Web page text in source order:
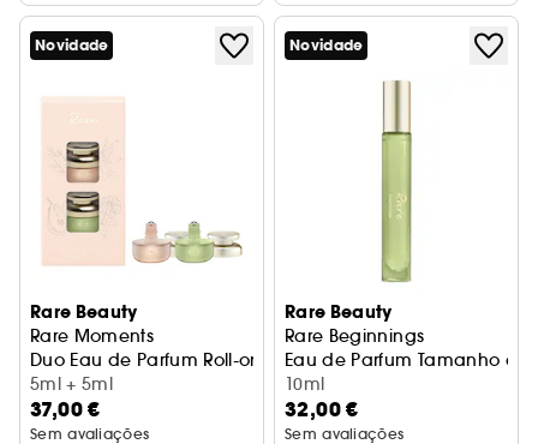
Novidade
Rare Beauty
Rare Moments
Duo Eau de Parfum Roll-on
5ml + 5ml
37,00 €
Sem avaliações
Novidade
Rare Beauty
Rare Beginnings
Eau de Parfum Tamanho de
10ml
32,00 €
Sem avaliações